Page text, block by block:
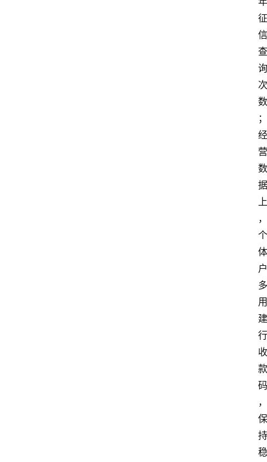
征
信
查
询
次
数
；
经
营
数
据
上
，
个
体
户
多
用
建
行
收
款
码
，
保
持
稳